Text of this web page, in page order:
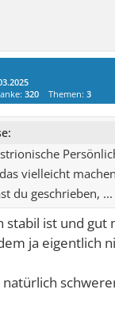
320 Themen:3
vielleicht
du geschrieben, ...
stabil ist und
ja eigentlich